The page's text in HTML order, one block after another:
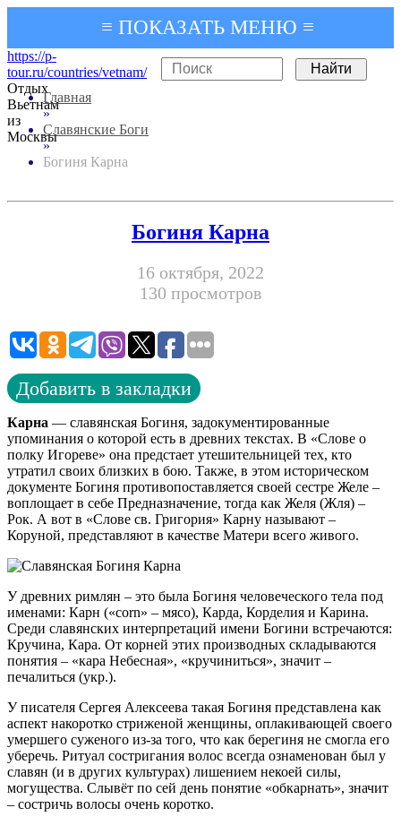
≡ ПОКАЗАТЬ МЕНЮ ≡
https://p-
tour.ru/countries/vetnam/
Отдых
Вьетнам
из
Москвы
Главная
»
Славянские Боги
»
Богиня Карна
Богиня Карна
16 октября, 2022
130 просмотров
Добавить в закладки
Карна — славянская Богиня, задокументированные
упоминания о которой есть в древних текстах. В «Слове о
полку Игореве» она предстает утешительницей тех, кто
утратил своих близких в бою. Также, в этом историческом
документе Богиня противопоставляется своей сестре Желе –
воплощает в себе Предназначение, тогда как Желя (Жля) –
Рок. А вот в «Слове св. Григория» Карну называют –
Коруной, представляют в качестве Матери всего живого.
У древних римлян – это была Богиня человеческого тела под
именами: Карн («corn» – мясо), Карда, Корделия и Карина.
Среди славянских интерпретаций имени Богини встречаются:
Кручина, Кара. От корней этих производных складываются
понятия – «кара Небесная», «кручиниться», значит –
печалиться (укр.).
У писателя Сергея Алексеева такая Богиня представлена как
аспект накоротко стриженой женщины, оплакивающей своего
умершего суженого из-за того, что как берегиня не смогла его
уберечь. Ритуал состригания волос всегда ознаменован был у
славян (и в других культурах) лишением некоей силы,
могущества. Слывёт по сей день понятие «обкарнать», значит
– состричь волосы очень коротко.